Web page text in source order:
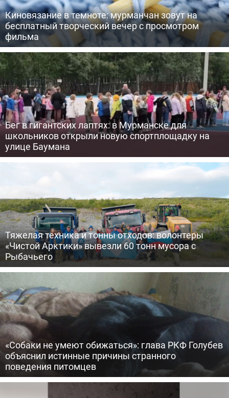
Киновязание в темноте: мурманчан зовут на
бесплатный творческий вечер с просмотром
фильма
Бег в гигантских лаптях: в Мурманске для
школьников открыли новую спортплощадку на
улице Баумана
Тяжелая техника и тонны отходов: волонтеры
«Чистой Арктики» вывезли 60 тонн мусора с
Рыбачьего
«Собаки не умеют обижаться»: глава РКФ Голубев
объяснил истинные причины странного
поведения питомцев